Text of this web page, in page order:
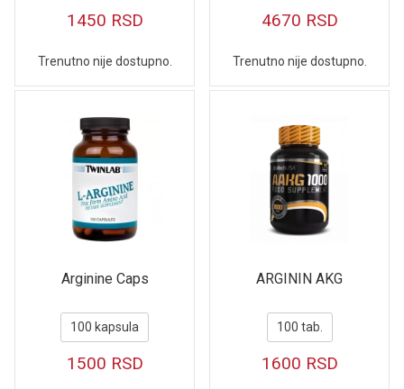
1450 RSD
Trenutno nije dostupno.
4670 RSD
Trenutno nije dostupno.
Arginine Caps
100 kapsula
1500 RSD
ARGININ AKG
100 tab.
1600 RSD